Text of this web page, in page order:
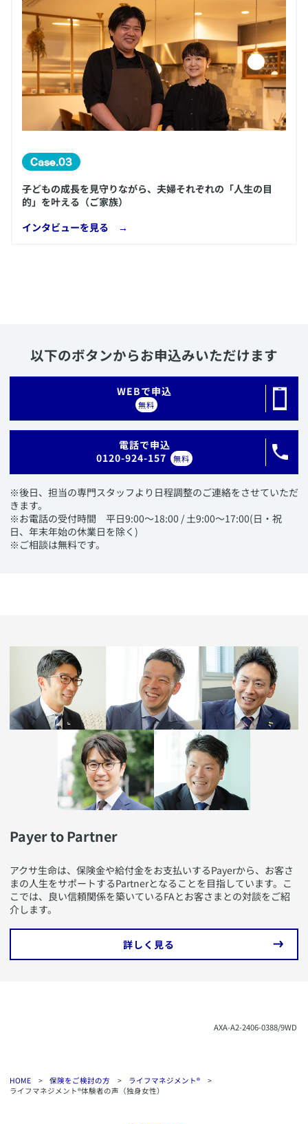
子どもの成長を見守りながら、夫婦それぞれの「人生の目
的」を叶える（ご家族）
​インタビューを見る →
以下のボタンからお申込みいただけます
​WEBで申込
無料
​電話で申込
0120-924-157
無料
​※後日、担当の専門スタッフより日程調整のご連絡をさせていただ
きます。
※お電話の受付時間 平日9:00〜18:00 / 土9:00〜17:00(日・祝
日、年末年始の休業日を除く)
※ご相談は無料です。
​Payer to Partner
​アクサ生命は、保険金や給付金をお支払いするPayerから、お客さ
まの人生をサポートするPartnerとなることを目指しています。こ
こでは、良い信頼関係を築いているFAとお客さまとの対談をご紹
介します。
​詳しく見る
​AXA-A2-2406-0388/9WD
HOME > 保険をご検討の方 > ライフマネジメント®
>
ライフマネジメント®体験者の声（独身女性）